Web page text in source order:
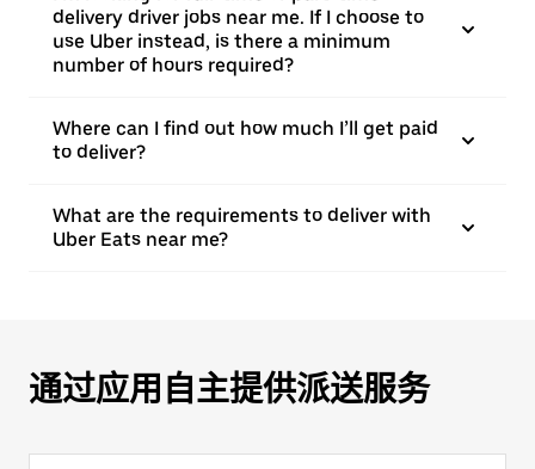
delivery driver jobs near me. If I choose to
use Uber instead, is there a minimum
number of hours required?
Where can I find out how much I’ll get paid
to deliver?
What are the requirements to deliver with
Uber Eats near me?
通过应用自主提供派送服务